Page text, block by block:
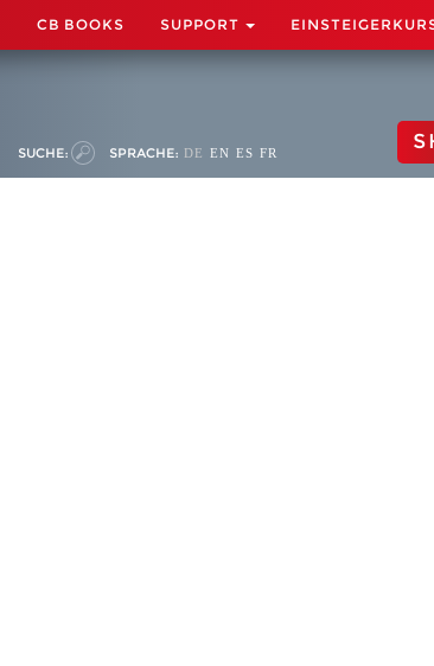
CB BOOKS SUPPORT
SUCHE: SPRACHE: DE EN ES FR